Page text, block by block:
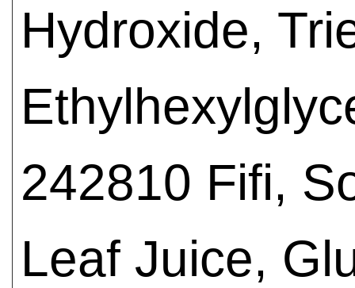
Hydroxide,
242810 Fifi,
Leaf Juice,